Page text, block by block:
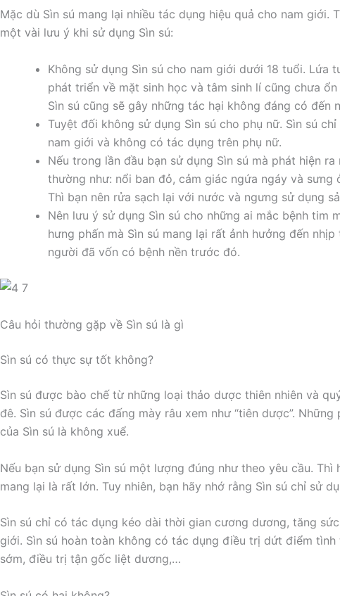
Mặc dù Sìn sú mang lại nhiều tác dụng hiệu quả cho nam giới.
một vài lưu ý khi sử dụng Sìn sú:
Không sử dụng Sìn sú cho nam giới dưới 18 tuổi. Lứa
phát triển về mặt sinh học và tâm sinh lí cũng chưa
Sìn sú cũng sẽ gây những tác hại không đáng có đến
Tuyệt đối không sử dụng Sìn sú cho phụ nữ. Sìn sú
nam giới và không có tác dụng trên phụ nữ.
Nếu trong lần đầu bạn sử dụng Sìn sú mà phát hiện
thường như: nổi ban đỏ, cảm giác ngứa ngáy và sưng
Thì bạn nên rửa sạch lại với nước và ngưng sử dụng
Nên lưu ý sử dụng Sìn sú cho những ai mắc bệnh tim
hưng phấn mà Sìn sú mang lại rất ảnh hưởng đến
người đã vốn có bệnh nền trước đó.
Câu hỏi thường gặp về Sìn sú là gì
Sìn sú có thực sự tốt không?
Sìn sú được bào chế từ những loại thảo dược thiên nhiên và
đê. Sìn sú được các đấng mày râu xem như “tiên dược”.
của Sìn sú là không xuể.
Nếu bạn sử dụng Sìn sú một lượng đúng như theo yêu cầu. Thì
mang lại là rất lớn. Tuy nhiên, bạn hãy nhớ rằng Sìn sú chỉ sử
Sìn sú chỉ có tác dụng kéo dài thời gian cương dương, tăng
giới. Sìn sú hoàn toàn không có tác dụng điều trị dứt điểm
sớm, điều trị tận gốc liệt dương,…